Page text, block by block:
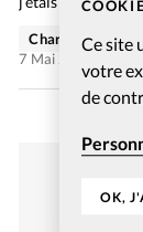
Ce site
votre
de
OK,
Charlotte Moulin
7 Mai 2025